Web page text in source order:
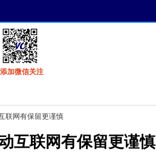
添加微信关注
联网有保留更谨慎
互联网有保留更谨慎